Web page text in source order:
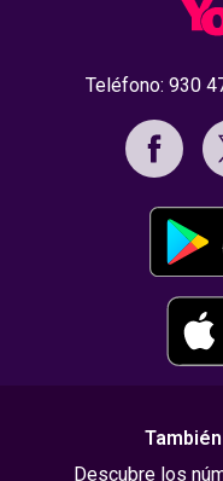
Teléfono: 930
Descubre los